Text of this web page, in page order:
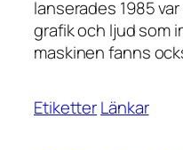
lanserades 1985
grafik och ljud som
maskinen fanns
EtiketterLänkar